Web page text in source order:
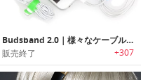
Budsband 2.0｜様々なケーブルをすっきりと纏めるケーブルオーガナイザー「バッズバンド2.0」
販売終了 +307